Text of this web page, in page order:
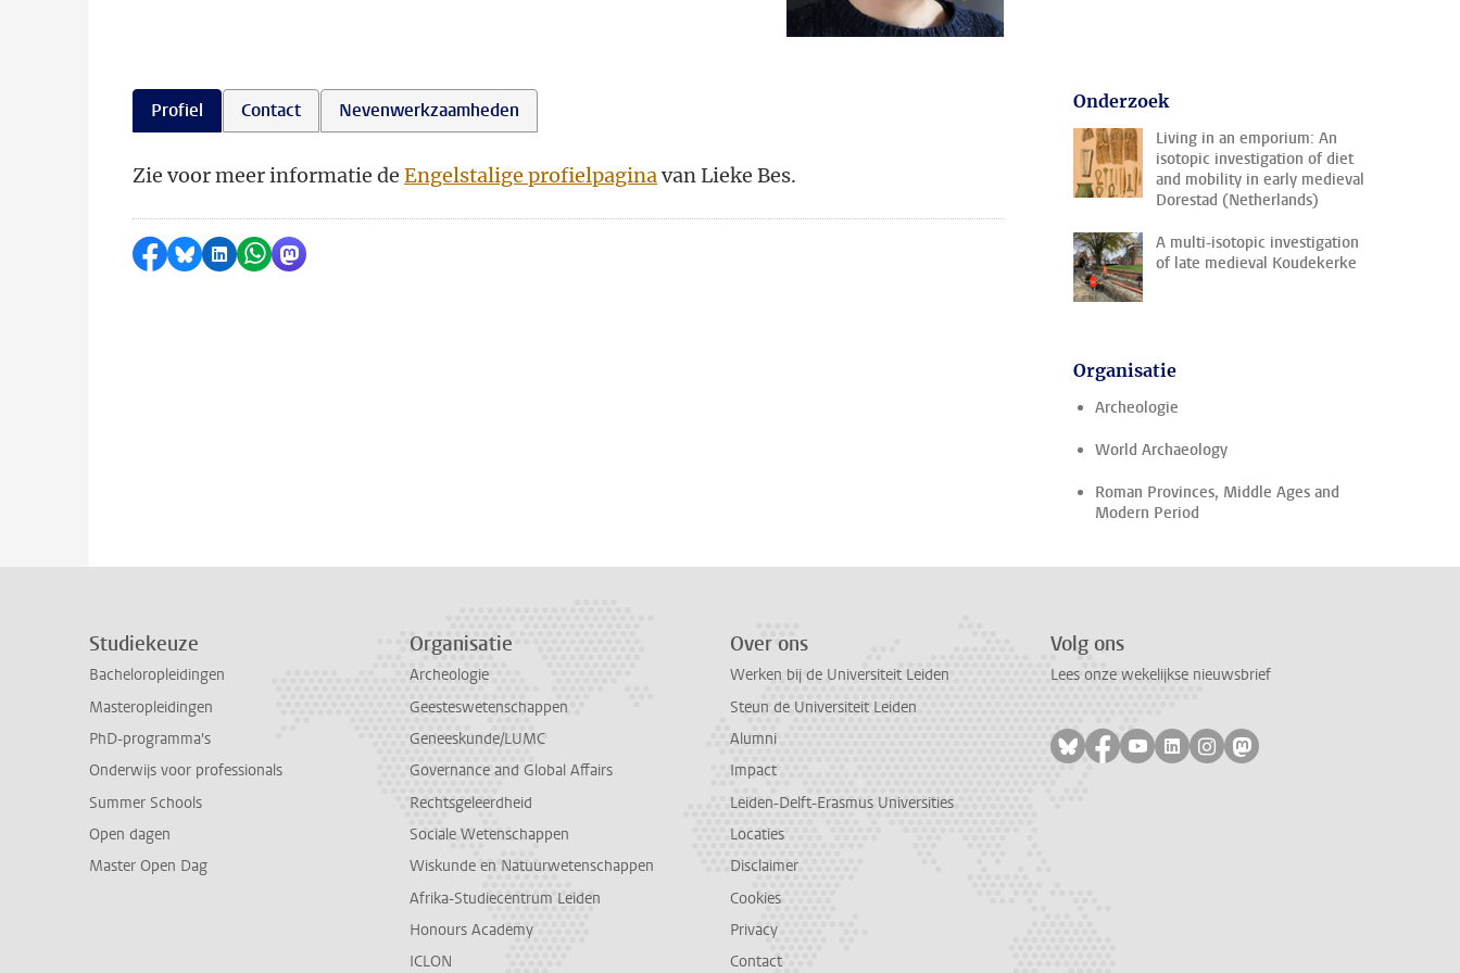
Profiel Contact Nevenwerkzaamheden
Zie voor meer informatie de Engelstalige profielpaginavan Lieke Bes.
Delen op Facebook
Delen via Bluesky
Delen op LinkedIn
Delen via WhatsApp
Delen via Mastodon
Onderzoek
Living in an emporium: An
isotopic investigation of diet
and mobility in early medieval
Dorestad (Netherlands)
A multi-isotopic investigation
of late medieval Koudekerke
Organisatie
Archeologie
World Archaeology
Roman Provinces, Middle Ages and
Modern Period
Studiekeuze
Bacheloropleidingen
Masteropleidingen
PhD-programma's
Onderwijs voor professionals
Summer Schools
Open dagen
Master Open Dag
Organisatie
Archeologie
Geesteswetenschappen
Geneeskunde/LUMC
Governance and Global Affairs
Rechtsgeleerdheid
Sociale Wetenschappen
Wiskunde en Natuurwetenschappen
Afrika-Studiecentrum Leiden
Honours Academy
ICLON
Over ons
Werken bij de Universiteit Leiden
Steun de Universiteit Leiden
Alumni
Impact
Leiden-Delft-Erasmus Universities
Locaties
Disclaimer
Cookies
Privacy
Contact
Volg ons
Lees onze wekelijkse nieuwsbrief
Volg ons op bluesky
Volg ons op facebook
Volg ons op youtube
Volg ons op linkedin
Volg ons op instagram
Volg ons op mastodon